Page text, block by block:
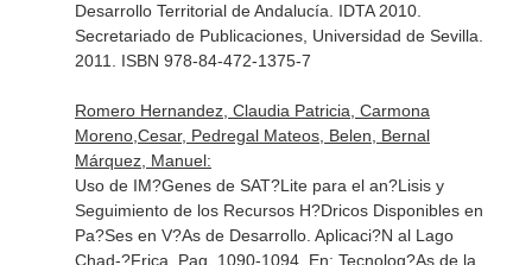
Desarrollo Territorial de Andalucía. IDTA 2010.
Secretariado de Publicaciones, Universidad de Sevilla.
2011. ISBN 978-84-472-1375-7
Romero Hernandez, Claudia Patricia, Carmona
Moreno,Cesar, Pedregal Mateos, Belen, Bernal
Márquez, Manuel:
Uso de IM?Genes de SAT?Lite para el an?Lisis y
Seguimiento de los Recursos H?Dricos Disponibles en
Pa?Ses en V?As de Desarrollo. Aplicaci?N al Lago
Chad-?Frica. Pag. 1090-1094. En: Tecnolog?As de la